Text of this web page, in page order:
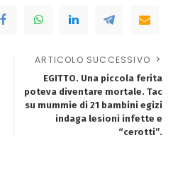
ARTICOLO SUCCESSIVO
EGITTO. Una piccola ferita
poteva diventare mortale. Tac
su mummie di 21 bambini egizi
indaga lesioni infette e
“cerotti”.